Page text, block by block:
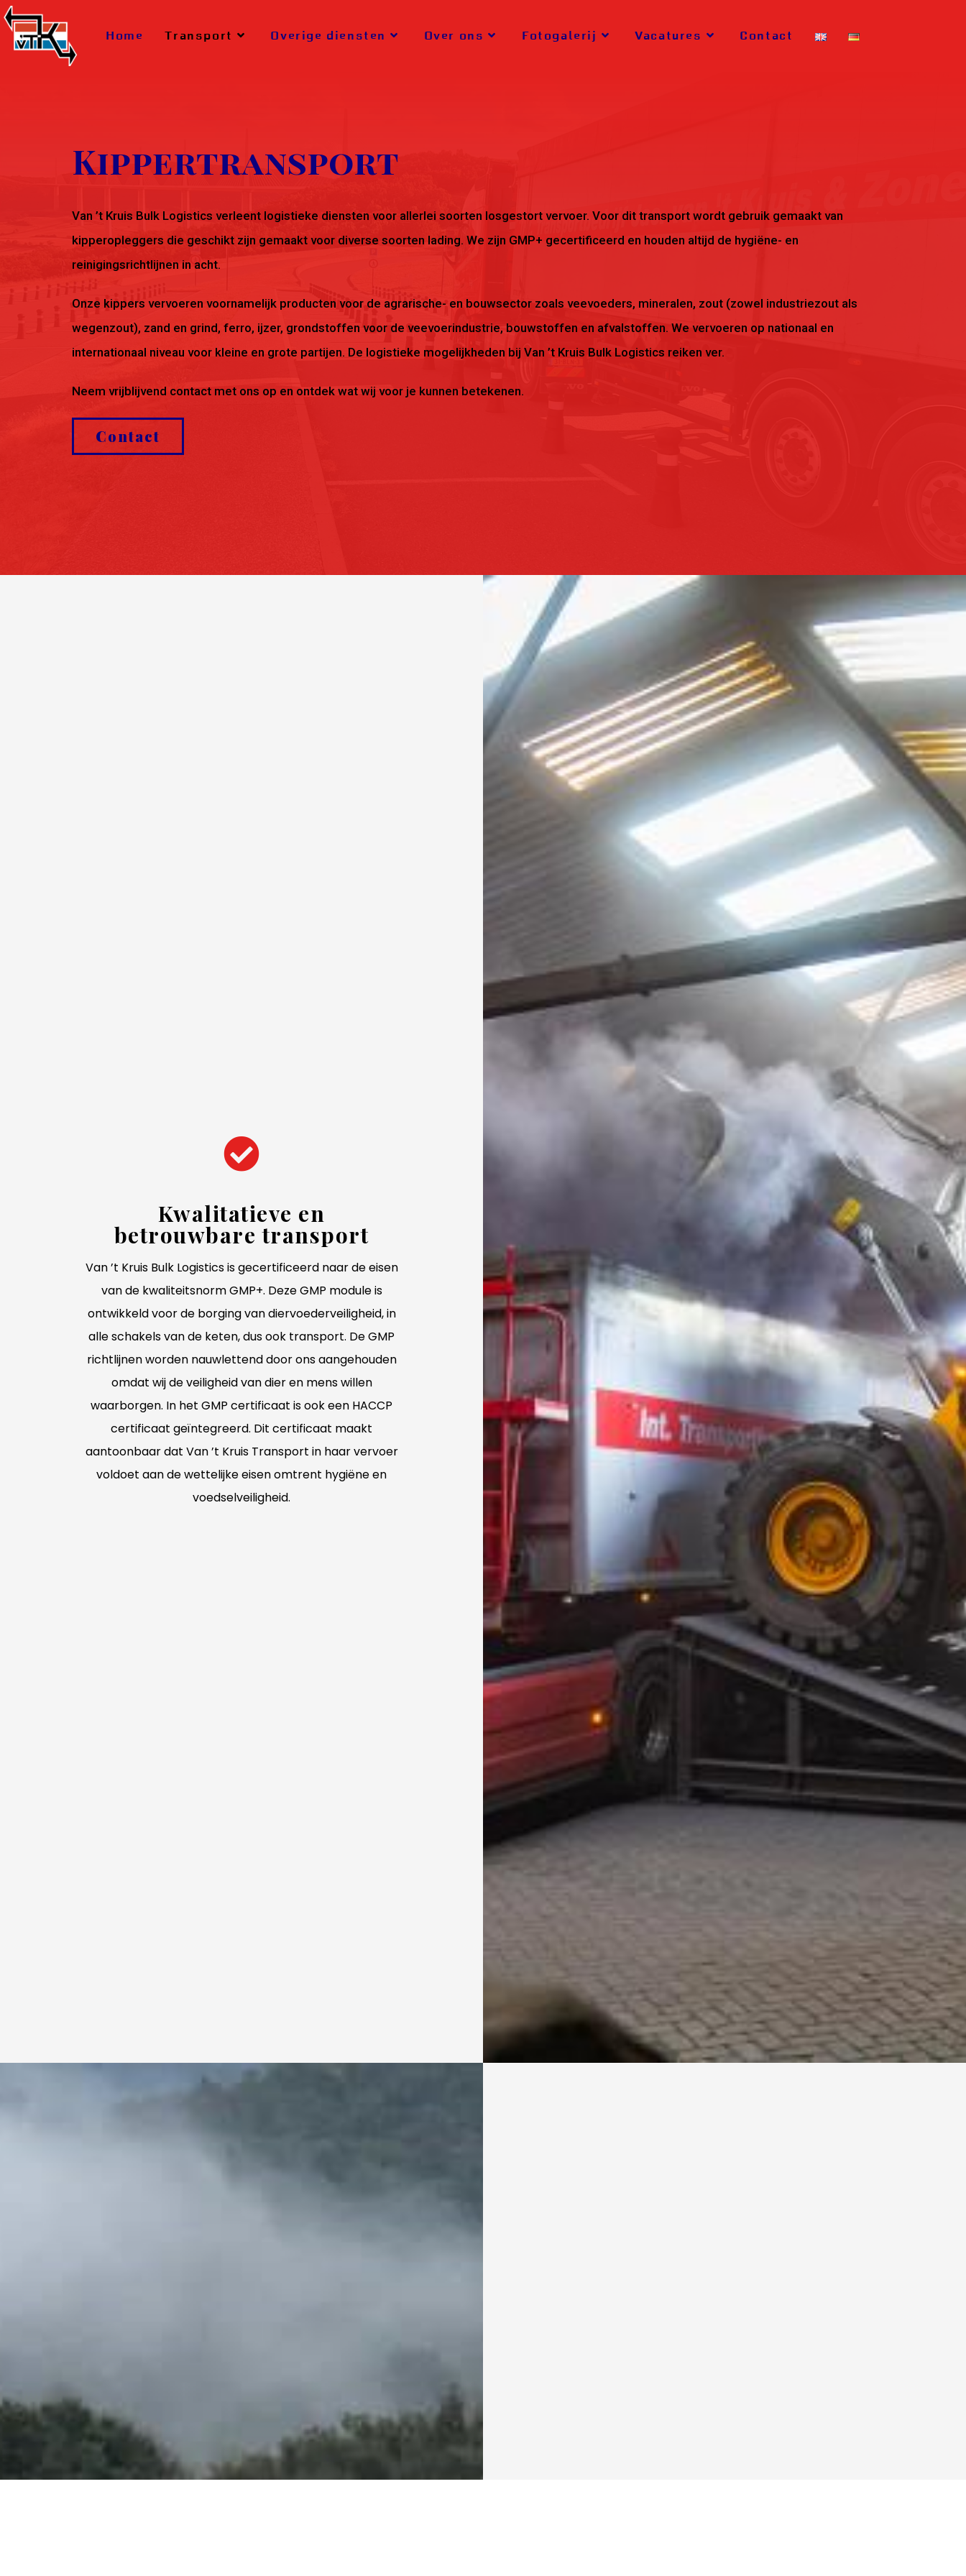
Home Transport Overige diensten Over ons Fotogalerij Vacatures Contact
Kippertransport
Van ’t Kruis Bulk Logistics verleent logistieke diensten voor allerlei soorten losgestort vervoer. Voor dit transport wordt gebruik gemaakt van
kipperopleggers die geschikt zijn gemaakt voor diverse soorten lading. We zijn GMP+ gecertificeerd en houden altijd de hygiëne- en
reinigingsrichtlijnen in acht.
Onze kippers vervoeren voornamelijk producten voor de agrarische- en bouwsector zoals veevoeders, mineralen, zout (zowel industriezout als
wegenzout), zand en grind, ferro, ijzer, grondstoffen voor de veevoerindustrie, bouwstoffen en afvalstoffen. We vervoeren op nationaal en
internationaal niveau voor kleine en grote partijen. De logistieke mogelijkheden bij Van ’t Kruis Bulk Logistics reiken ver.
Neem vrijblijvend contact met ons op en ontdek wat wij voor je kunnen betekenen.
Contact
Kwalitatieve en
betrouwbare transport​
Van ’t Kruis Bulk Logistics is gecertificeerd naar de eisen
van de kwaliteitsnorm GMP+. Deze GMP module is
ontwikkeld voor de borging van diervoederveiligheid, in
alle schakels van de keten, dus ook transport. De GMP
richtlijnen worden nauwlettend door ons aangehouden
omdat wij de veiligheid van dier en mens willen
waarborgen. In het GMP certificaat is ook een HACCP
certificaat geïntegreerd. Dit certificaat maakt
aantoonbaar dat Van ’t Kruis Transport in haar vervoer
voldoet aan de wettelijke eisen omtrent hygiëne en
voedselveiligheid.